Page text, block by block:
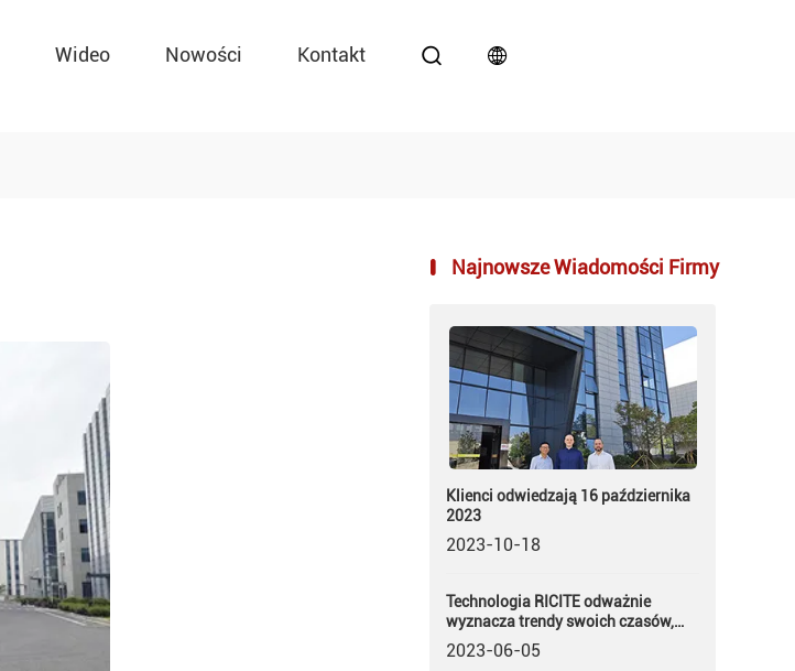
Wideo Nowości Kontakt
Najnowsze Wiadomości Firmy
Klienci odwiedzają 16 października
2023
2023-10-18
Technologia RICITE odważnie
wyznacza trendy swoich czasów,
dążąc do zbadania ścieżki lewitacji
magnetycznej pomp magnetycznych
2023-06-05